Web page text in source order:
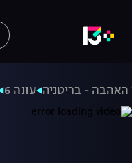
האהבה - בריטניה עונה 6